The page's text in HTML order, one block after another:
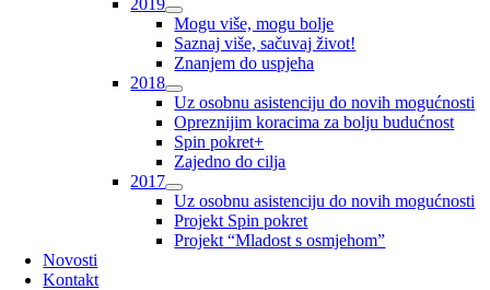
2019
Mogu više, mogu bolje
Saznaj više, sačuvaj život!
Znanjem do uspjeha
2018
Uz osobnu asistenciju do novih mogućnosti
Opreznijim koracima za bolju budućnost
Spin pokret+
Zajedno do cilja
2017
Uz osobnu asistenciju do novih mogućnosti
Projekt Spin pokret
Projekt “Mladost s osmjehom”
Novosti
Kontakt